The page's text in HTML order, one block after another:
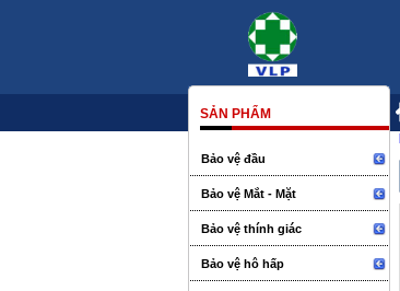
SẢN PHẨM
Bảo vệ đầu
Bảo vệ Mắt - Mặt
Bảo vệ thính giác
Bảo vệ hô hấp